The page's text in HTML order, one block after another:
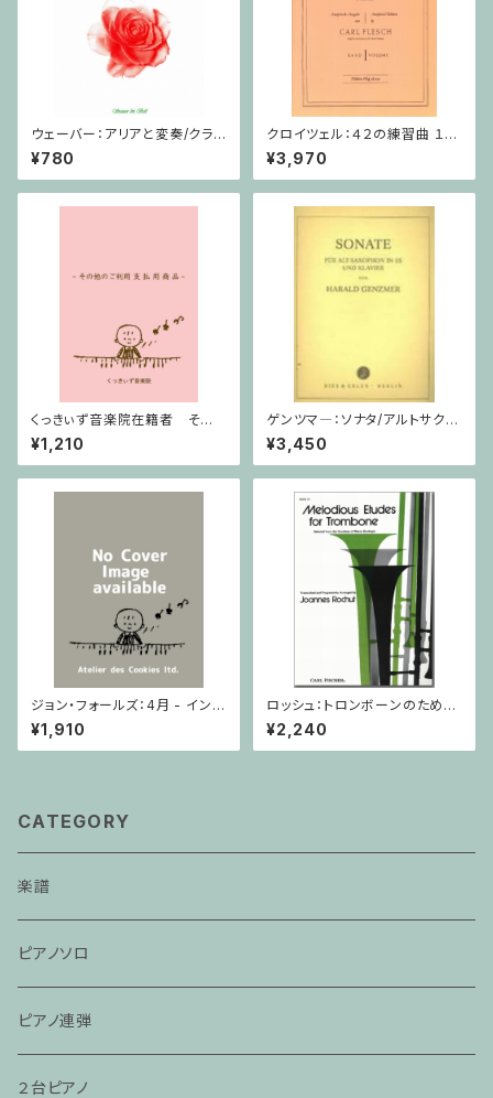
ウェーバー：アリアと変奏/クラリ
ネット・ピアノ
¥780
クロイツェル：４２の練習曲 １巻
/ ヴァイオリン教本
¥3,970
くっきぃず音楽院在籍者 その
他のご利用支払用商品 テクニ
ック
¥1,210
ゲンツマ―：ソナタ/アルトサクソ
フォーン・ピアノ
¥3,450
ジョン・フォールズ：4月 - イング
ランド / ピアノソロ
¥1,910
ロッシュ：トロンボーンのための
旋律的練習曲 第3巻/トロンボ
ーン
¥2,240
CATEGORY
楽譜
ピアノソロ
ピアノ連弾
２台ピアノ